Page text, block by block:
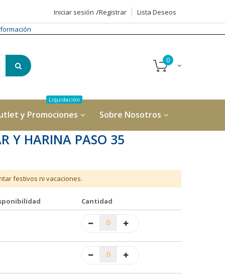
Iniciar sesión Registrar
Lista Deseos
y Promociones Sobre Nosotros
Y HARINA PASO 35
festivos ni vacaciones.
Cantidad